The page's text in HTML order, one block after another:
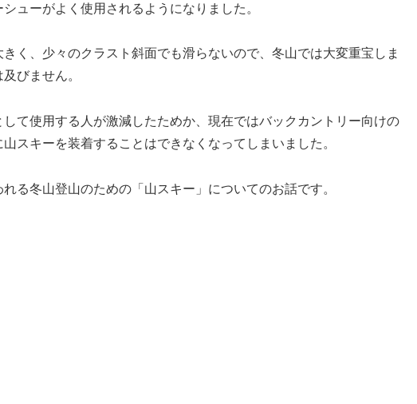
ューがよく使用されるようになりました。
く、少々のクラスト斜面でも滑らないので、冬山では大変重宝しま
びません。
て使用する人が激減したためか、現在ではバックカントリー向けの
スキーを装着することはできなくなってしまいました。
る冬山登山のための「山スキー」についてのお話です。